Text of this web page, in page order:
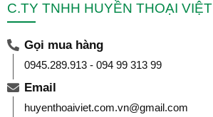
C.TY TNHH HUYỀN THOẠI VIỆT
Gọi mua hàng
0945.289.913 - 094 99 313 99
Email
huyenthoaiviet.com.vn@gmail.com